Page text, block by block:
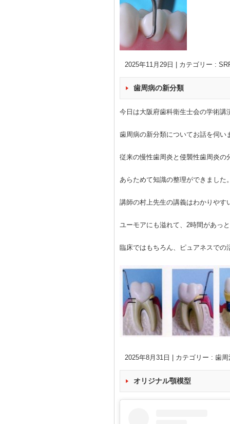
2025年11月29日 カテゴリー :
歯周病の新分類
今日は大阪府歯科衛生士会の学術講
歯周病の新分類についてお話を伺い
従来の慢性歯周炎と侵襲性歯周炎
あらためて知識の整理ができました
講師の村上先生の講義はわかりやす
ユーモアにも溢れて、2時間があっ
臨床ではもちろん、ピュアネスで
2025年8月31日 カテゴリー : 歯周
オリジナル顎模型